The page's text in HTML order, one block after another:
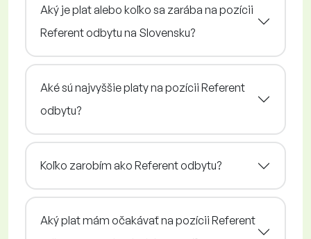
Aký je plat alebo koľko sa zarába na pozícii
Referent odbytu na Slovensku?
Aké sú najvyššie platy na pozícii Referent
odbytu?
Koľko zarobím ako Referent odbytu?
Aký plat mám očakávať na pozícii Referent